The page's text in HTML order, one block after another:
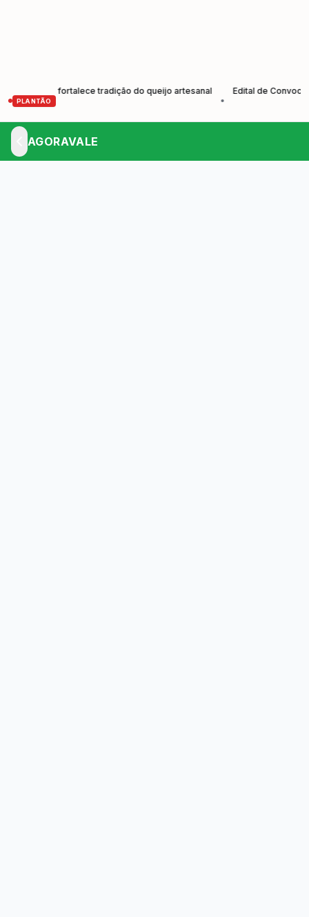
PLANTÃO
e fortalece tradição do queijo artesanal
Edital de Convocação
AGORAVALE